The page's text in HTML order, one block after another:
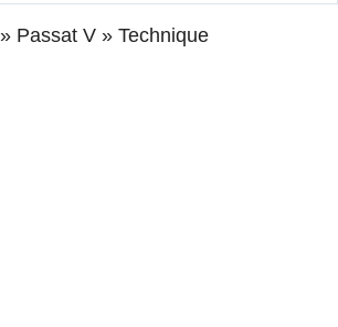
» Passat V » Technique